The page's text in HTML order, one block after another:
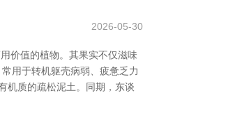
2026-05-30
价值的植物。其果实不仅滋味
用于转机躯壳病弱、疲惫乏力
机质的疏松泥土。同期，东谈